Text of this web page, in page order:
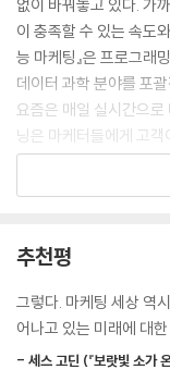
왓슨에 대한 견해
자체적인 개발에 나선다
8장 _ 기계가 실패하는
망치는 목수가 아니다
기계가 저지르는 실수
AI 윤리
기계가 아직 배우지 못한
9장 _ 당신의 전략적인
미래 지향적인 태도로
인간을 활용하기 위한 AI
기계가 충분히 좋은 대
계는 곧이어 좀 더 나은
시간 안에 훨씬 뛰어난
AMA는 데이터 수집 프
전달하는 활동에 인공
하고 있다. / AMA는
BM이 개발한 인공지능
회원들이 기본적인 마케
하고 좀 더 관련성 있는
른 방향으로 나아가고
면, 얼마나 훌륭하게 제
없이 바꿔놓고 있다. 가
이 충족할 수 있는 속도
능 마케팅』은 프로그래
데이터 과학 분야를 포
요즘은 매일 실시간으
닝은 마케터들에게 고
효과적으로 대응하고
손쉬운 방법을 제시한
할 수 있다.
이 책은 매출을 늘리고,
심을 사로잡는 더 많은
황을 제대로 이해할 수
추천평
그렇다. 마케팅 세상 역
어나고 있는 미래에 대
- 세스 고딘 (『보랏빛 소가